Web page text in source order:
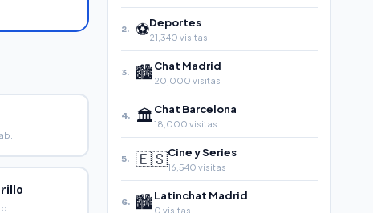
2. ⚽Deportes
21,340 visitas
3. 🏙️Chat Madrid
20,000 visitas
4. 🏛️Chat Barcelona
18,000 visitas
5. 🇪🇸Cine y Series
16,540 visitas
6. 🏙️Latinchat Madrid
0 visitas